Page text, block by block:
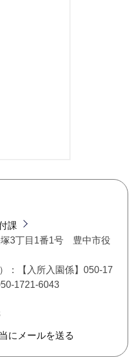
課
3丁目1番1号 豊中市役
：【入所入園係】050-17
1721-6043
にメールを送る